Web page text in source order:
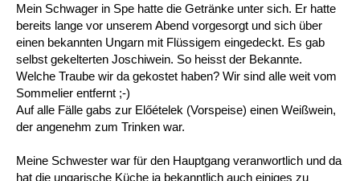
Mein Schwager in Spe hatte die Getränke unter sich. Er hatte
bereits lange vor unserem Abend vorgesorgt und sich über
einen bekannten Ungarn mit Flüssigem eingedeckt. Es gab
selbst gekelterten Joschiwein. So heisst der Bekannte.
Welche Traube wir da gekostet haben? Wir sind alle weit vom
Sommelier entfernt ;-)
Auf alle Fälle gabs zur Előételek (Vorspeise) einen Weißwein,
der angenehm zum Trinken war.
Meine Schwester war für den Hauptgang veranwortlich und da
hat die ungarische Küche ja bekanntlich auch einiges zu